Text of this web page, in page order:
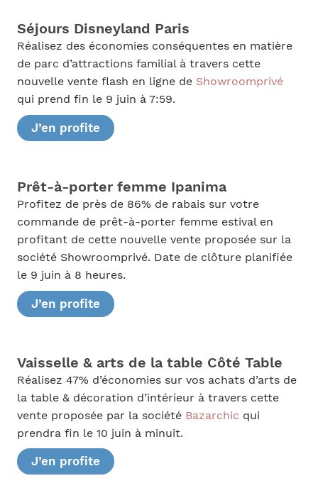
Séjours Disneyland Paris
Réalisez des économies conséquentes en matière
de parc d’attractions familial à travers cette
nouvelle vente flash en ligne de Showroomprivé
qui prend fin le 9 juin à 7:59.
J’en profite
Prêt-à-porter femme Ipanima
Profitez de près de 86% de rabais sur votre
commande de prêt-à-porter femme estival en
profitant de cette nouvelle vente proposée sur la
société Showroomprivé. Date de clôture planifiée
le 9 juin à 8 heures.
J’en profite
Vaisselle & arts de la table Côté Table
Réalisez 47% d’économies sur vos achats d’arts de
la table & décoration d’intérieur à travers cette
vente proposée par la société Bazarchic qui
prendra fin le 10 juin à minuit.
J’en profite